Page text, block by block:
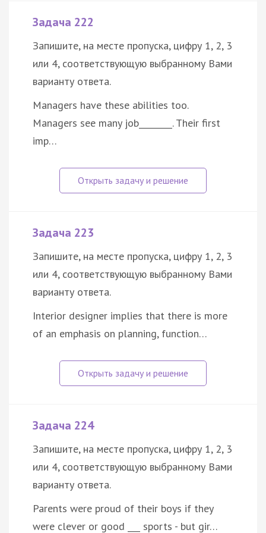
Задача 222
Запишите, на месте пропуска, цифру 1, 2, 3
или 4, соответствующую выбранному Вами
варианту ответа.
Managers have these abilities too.
Managers see many job________. Their first
imp…
Задача 223
Запишите, на месте пропуска, цифру 1, 2, 3
или 4, соответствующую выбранному Вами
варианту ответа.
Interior designer implies that there is more
of an emphasis on planning, function…
Задача 224
Запишите, на месте пропуска, цифру 1, 2, 3
или 4, соответствующую выбранному Вами
варианту ответа.
Parents were proud of their boys if they
were clever or good ___ sports - but gir…